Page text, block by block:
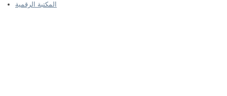
المكتبة الرقمية